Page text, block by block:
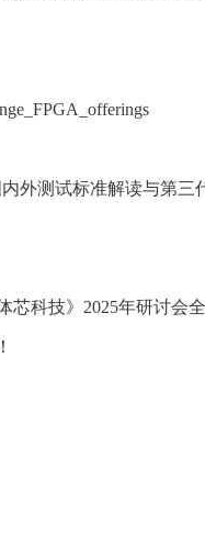
外测试标准解读与第
科技》2025年研讨会全